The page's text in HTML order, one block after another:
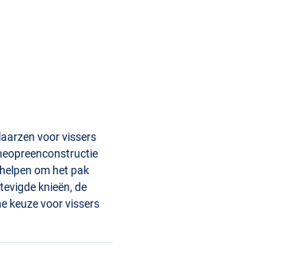
voor vissers
om het pak
knieën, de
keuze voor vissers